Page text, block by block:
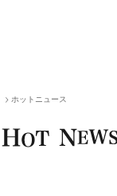
ホットニュース